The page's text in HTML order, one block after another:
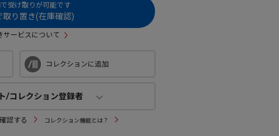
受け取りが可能です
取り置き(在庫確認)
サービスについて
コレクションに追加
/コレクション登録者
コレクション登録者
認する コレクション機能とは？